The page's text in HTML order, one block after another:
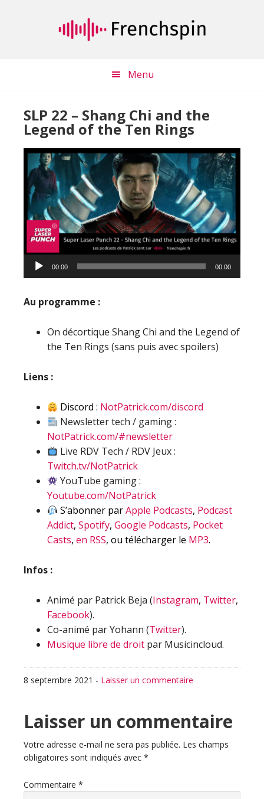
Menu
SLP 22 – Shang Chi and the
Legend of the Ten Rings
Lecteur
audio
00:00 00:00
Au programme :
On décortique Shang Chi and the Legend of
the Ten Rings (sans puis avec spoilers)
Liens :
Discord : NotPatrick.com/discord
Newsletter tech / gaming :
NotPatrick.com/#newsletter
Live RDV Tech / RDV Jeux :
Twitch.tv/NotPatrick
YouTube gaming :
Youtube.com/NotPatrick
S’abonner parApple Podcasts, Podcast
Addict, Spotify, Google Podcasts, Pocket
Casts, en RSS, ou télécharger le MP3.
Infos :
Animé par Patrick Beja (Instagram, Twitter,
Facebook).
Co-animé par Yohann (Twitter).
Musique libre de droit par Musicincloud.
8 septembre 2021 - Laisser un commentaire
Interactions
du
lecteur
Laisser un commentaire
Votre adresse e-mail ne sera pas publiée. Les champs
obligatoires sont indiqués avec *
Commentaire *